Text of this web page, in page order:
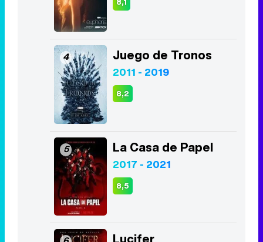
8,2
5 La Casa de Papel
2017 - 2021
8,5
6 Lucifer
2016 - 2021
8,4